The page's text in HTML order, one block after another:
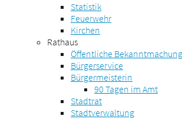
Statistik
Feuerwehr
Kirchen
Rathaus
Öffentliche
Bürgerservice
Bürgermeisterin
90 Tagen im Amt
Stadtrat
Stadtverwaltung